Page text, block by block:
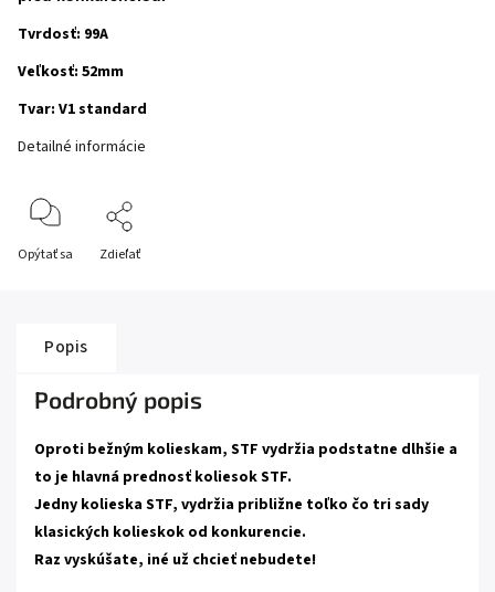
Tvrdosť: 99A
Veľkosť: 52mm
Tvar: V1 standard
Detailné informácie
Opýtať sa Zdieľať
Popis
Podrobný popis
Oproti bežným kolieskam, STF vydržia podstatne dlhšie a
to je hlavná prednosť koliesok STF.
Jedny kolieska STF, vydržia približne toľko čo tri sady
klasických kolieskok od konkurencie.
Raz vyskúšate, iné už chcieť nebudete!